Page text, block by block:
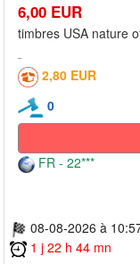
6,00 EUR
timbres USA nature
2,80 EUR
0
FR - 22***
08-08-2026 à
1 j 22 h 44 mn